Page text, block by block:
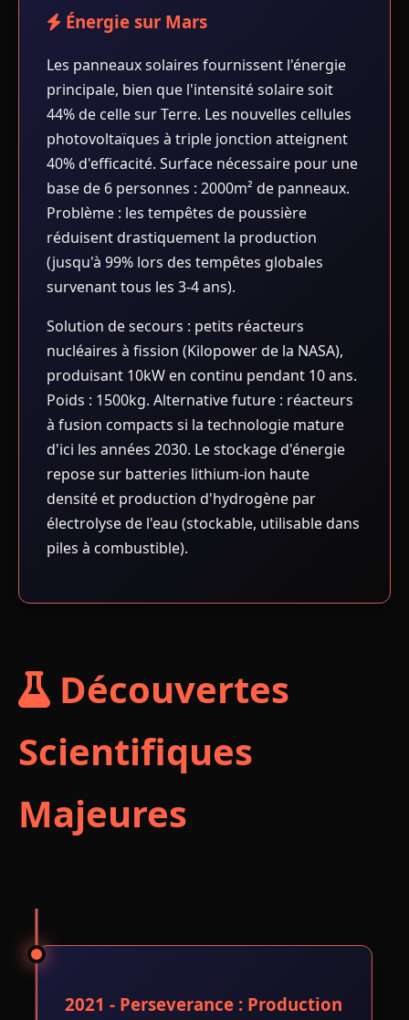
Énergie sur Mars
Les panneaux solaires fournissent l'énergie
principale, bien que l'intensité solaire soit
44% de celle sur Terre. Les nouvelles cellules
photovoltaïques à triple jonction atteignent
40% d'efficacité. Surface nécessaire pour une
base de 6 personnes : 2000m² de panneaux.
Problème : les tempêtes de poussière
réduisent drastiquement la production
(jusqu'à 99% lors des tempêtes globales
survenant tous les 3-4 ans).
Solution de secours : petits réacteurs
nucléaires à fission (Kilopower de la NASA),
produisant 10kW en continu pendant 10 ans.
Poids : 1500kg. Alternative future : réacteurs
à fusion compacts si la technologie mature
d'ici les années 2030. Le stockage d'énergie
repose sur batteries lithium-ion haute
densité et production d'hydrogène par
électrolyse de l'eau (stockable, utilisable dans
piles à combustible).
Découvertes
Scientifiques
Majeures
2021 - Perseverance : Production